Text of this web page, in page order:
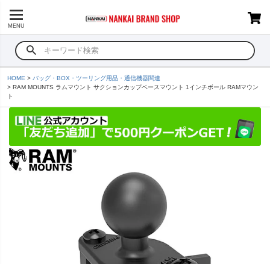
MENU
HOME
バッグ・BOX・ツーリング用品・通信機器関連
RAM MOUNTS ラムマウント サクションカップベースマウント 1インチボール RAMマウン
ト